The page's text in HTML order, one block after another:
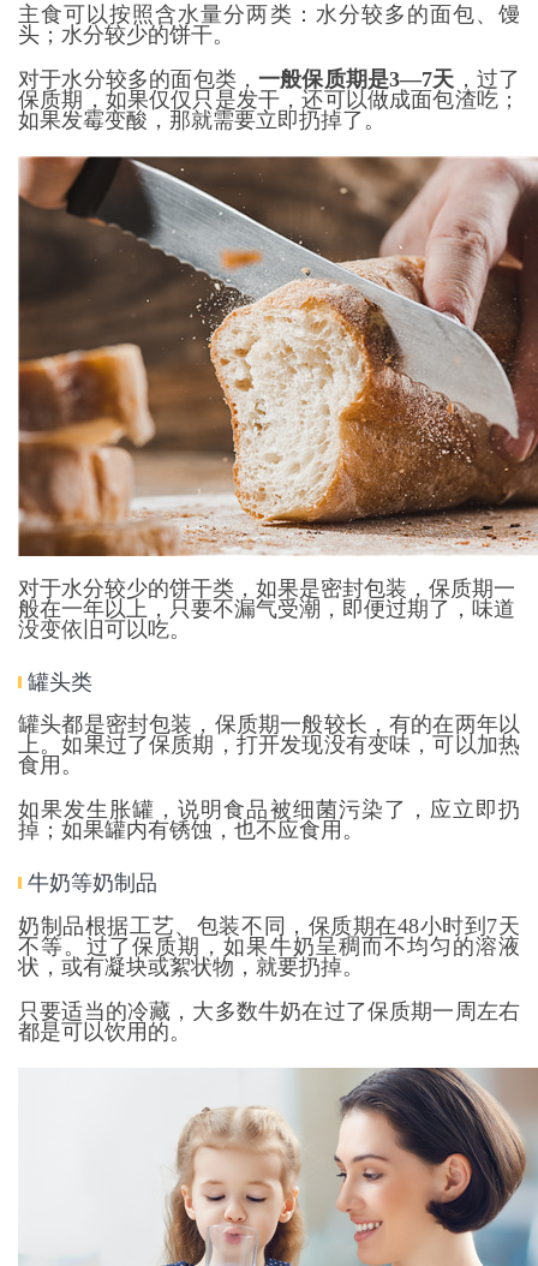
主食可以按照含水量分两类：水分较多的面包、馒
头；水分较少的饼干。
对于水分较多的面包类，一般保质期是3—7天 ，过了
保质期，如果仅仅只是发干，还可以做成面包渣吃；
如果发霉变酸，那就需要立即扔掉了。
对于水分较少的饼干类，如果是密封包装，保质期一
般在一年以上，只要不漏气受潮，即便过期了，味道
没变依旧可以吃。
罐头类
罐头都是密封包装，保质期一般较长，有的在两年以
上。如果过了保质期，打开发现没有变味，可以加热
食用。
如果发生胀罐，说明食品被细菌污染了，应立即扔
掉；如果罐内有锈蚀，也不应食用。
牛奶等奶制品
奶制品根据工艺、包装不同，保质期在48小时到7天
不等。过了保质期，如果牛奶呈稠而不均匀的溶液
状，或有凝块或絮状物，就要扔掉。
只要适当的冷藏，大多数牛奶在过了保质期一周左右
都是可以饮用的。